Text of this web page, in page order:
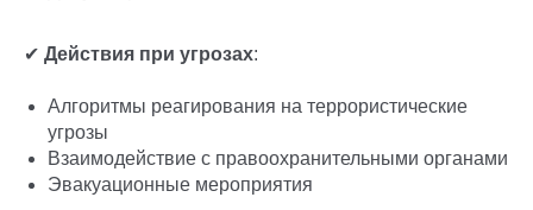
✔ Действия при угрозах:
Алгоритмы реагирования на террористические
угрозы
Взаимодействие с правоохранительными органами
Эвакуационные мероприятия